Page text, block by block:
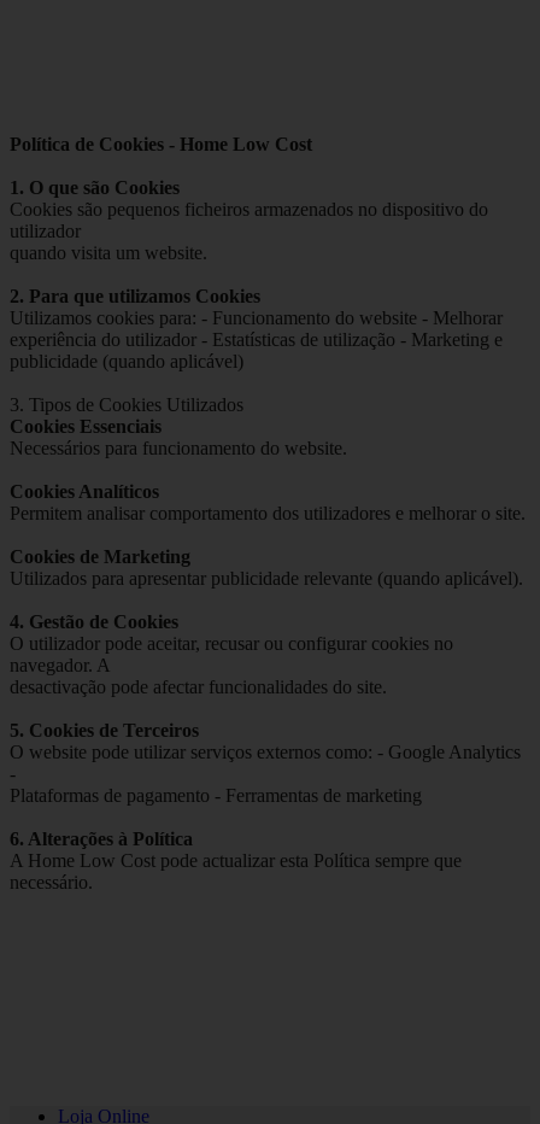
Política de Cookies - Home Low Cost
1. O que são Cookies
Cookies são pequenos ficheiros armazenados no dispositivo do
utilizador
quando visita um website.
2. Para que utilizamos Cookies
Utilizamos cookies para: - Funcionamento do website - Melhorar
experiência do utilizador - Estatísticas de utilização - Marketing e
publicidade (quando aplicável)
3. Tipos de Cookies Utilizados
Cookies Essenciais
Necessários para funcionamento do website.
Cookies Analíticos
Permitem analisar comportamento dos utilizadores e melhorar o site.
Cookies de Marketing
Utilizados para apresentar publicidade relevante (quando aplicável).
4. Gestão de Cookies
O utilizador pode aceitar, recusar ou configurar cookies no
navegador. A
desactivação pode afectar funcionalidades do site.
5. Cookies de Terceiros
O website pode utilizar serviços externos como: - Google Analytics
-
Plataformas de pagamento - Ferramentas de marketing
6. Alterações à Política
A Home Low Cost pode actualizar esta Política sempre que
necessário.
Loja Online